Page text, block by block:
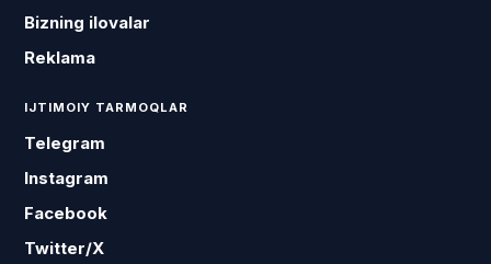
Bizning ilovalar
Reklama
IJTIMOIY TARMOQLAR
Telegram
Instagram
Facebook
Twitter/X